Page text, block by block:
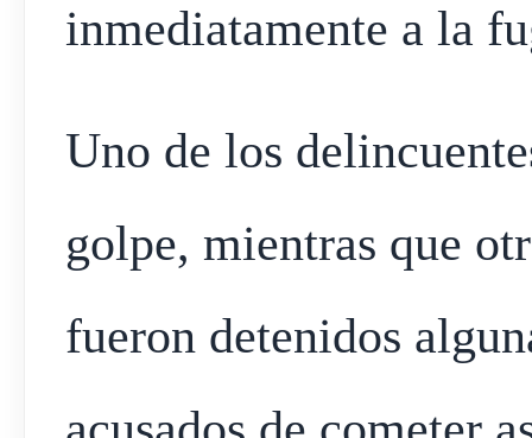
inmediatamente a la
Uno de los
golpe, mientras que
fueron detenidos